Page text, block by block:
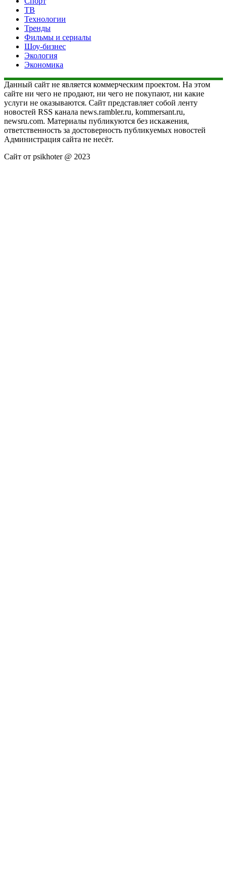
ТВ
Технологии
Тренды
Фильмы и сериалы
Шоу-бизнес
Экология
Экономика
Данный сайт не является коммерческим проектом. На этом
сайте ни чего не продают, ни чего не покупают, ни какие
услуги не оказываются. Сайт представляет собой ленту
новостей RSS канала news.rambler.ru, kommersant.ru,
newsru.com. Материалы публикуются без искажения,
ответственность за достоверность публикуемых новостей
Администрация сайта не несёт.
Сайт от psikhoter @ 2023